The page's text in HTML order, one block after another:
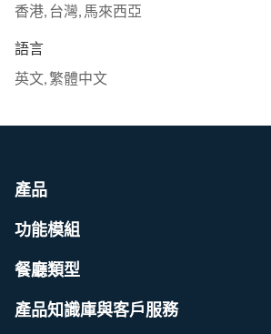
香港, 台灣, 馬來西亞
語言
英文,繁體中文
產品
功能模組
餐廳類型
產品知識庫與客戶服務